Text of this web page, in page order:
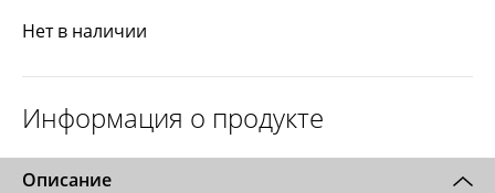
Нет в наличии
Информация о продукте
Описание